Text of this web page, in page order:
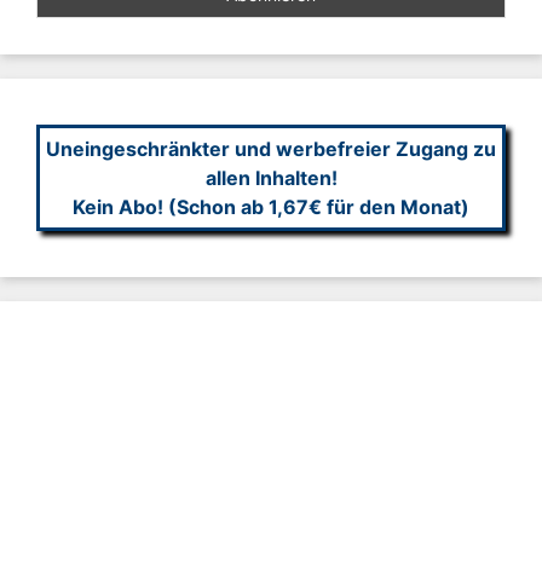
Uneingeschränkter und werbefreier Zugang zu
allen Inhalten!
Kein Abo! (Schon ab 1,67€ für den Monat)